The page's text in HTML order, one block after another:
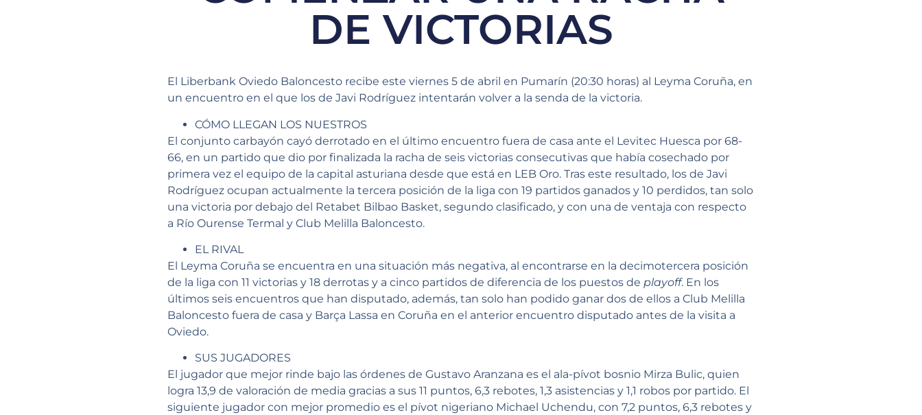
DE VICTORIAS
El Liberbank Oviedo Baloncesto recibe este viernes 5 de abril en Pumarín (20:30 horas) al Leyma Coruña, en
un encuentro en el que los de Javi Rodríguez intentarán volver a la senda de la victoria.
CÓMO LLEGAN LOS NUESTROS
El conjunto carbayón cayó derrotado en el último encuentro fuera de casa ante el Levitec Huesca por 68-
66, en un partido que dio por finalizada la racha de seis victorias consecutivas que había cosechado por
primera vez el equipo de la capital asturiana desde que está en LEB Oro. Tras este resultado, los de Javi
Rodríguez ocupan actualmente la tercera posición de la liga con 19 partidos ganados y 10 perdidos, tan solo
una victoria por debajo del Retabet Bilbao Basket, segundo clasificado, y con una de ventaja con respecto
a Río Ourense Termal y Club Melilla Baloncesto.
EL RIVAL
El Leyma Coruña se encuentra en una situación más negativa, al encontrarse en la decimotercera posición
de la liga con 11 victorias y 18 derrotas y a cinco partidos de diferencia de los puestos de playoff. En los
últimos seis encuentros que han disputado, además, tan solo han podido ganar dos de ellos a Club Melilla
Baloncesto fuera de casa y Barça Lassa en Coruña en el anterior encuentro disputado antes de la visita a
Oviedo.
SUS JUGADORES
El jugador que mejor rinde bajo las órdenes de Gustavo Aranzana es el ala-pívot bosnio Mirza Bulic, quien
logra 13,9 de valoración de media gracias a sus 11 puntos, 6,3 rebotes, 1,3 asistencias y 1,1 robos por partido. El
siguiente jugador con mejor promedio es el pívot nigeriano Michael Uchendu, con 7,2 puntos, 6,3 rebotes y